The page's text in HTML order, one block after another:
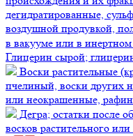
дегидратированные,
воздушной продувкой,
в вакууме или в
Глицерин сырой;
Воски растительные
пчелиный, воски других
или неокрашенные,
Дегра; остатки после
восков растительного